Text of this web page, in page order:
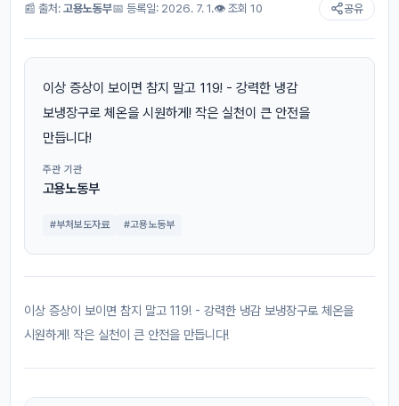
📰 출처: 고용노동부📅 등록일: 2026. 7. 1.👁 조회 10 공유
이상 증상이 보이면 참지 말고 119! - 강력한 냉감
보냉장구로 체온을 시원하게! 작은 실천이 큰 안전을
만듭니다!
주관 기관
고용노동부
#부처보도자료 #고용노동부
이상 증상이 보이면 참지 말고 119! - 강력한 냉감 보냉장구로 체온을
시원하게! 작은 실천이 큰 안전을 만듭니다!